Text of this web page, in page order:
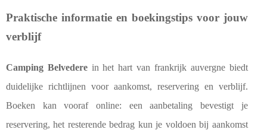
Praktische informatie en boekingstips voor jouw
verblijf
Camping Belvederein het hart van frankrijk auvergne biedt
duidelijke richtlijnen voor aankomst, reservering en verblijf.
Boeken kan vooraf online: een aanbetaling bevestigt je
reservering, het resterende bedrag kun je voldoen bij aankomst